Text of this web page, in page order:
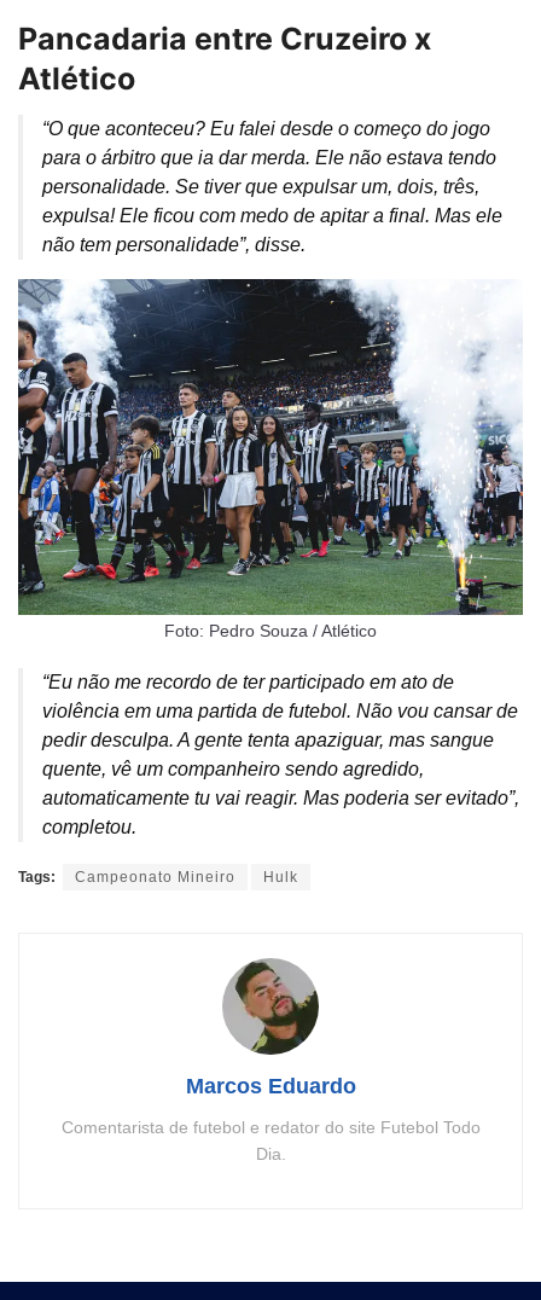
Pancadaria entre Cruzeiro x
Atlético
“O que aconteceu? Eu falei desde o começo do jogo
para o árbitro que ia dar merda. Ele não estava tendo
personalidade. Se tiver que expulsar um, dois, três,
expulsa! Ele ficou com medo de apitar a final. Mas ele
não tem personalidade”, disse.
Foto: Pedro Souza / Atlético
“Eu não me recordo de ter participado em ato de
violência em uma partida de futebol. Não vou cansar de
pedir desculpa. A gente tenta apaziguar, mas sangue
quente, vê um companheiro sendo agredido,
automaticamente tu vai reagir. Mas poderia ser evitado”,
completou.
Tags: Campeonato Mineiro Hulk
Marcos Eduardo
Comentarista de futebol e redator do site Futebol Todo
Dia.